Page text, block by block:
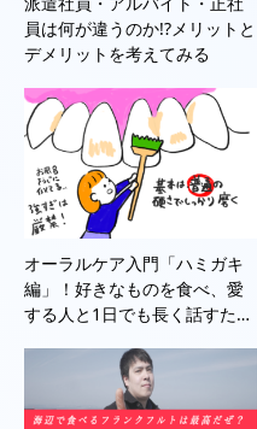
員は何が違うのか!?メリットと
デメリットを考えてみる
オーラルケア入門「ハミガキ
編」！好きなものを食べ、愛
する人と1日でも長く話すた…